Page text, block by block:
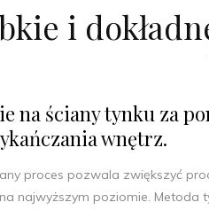
i
na ściany tynku za
wnętrz.
proces pozwala zwiększyć
najwyższym poziomie.